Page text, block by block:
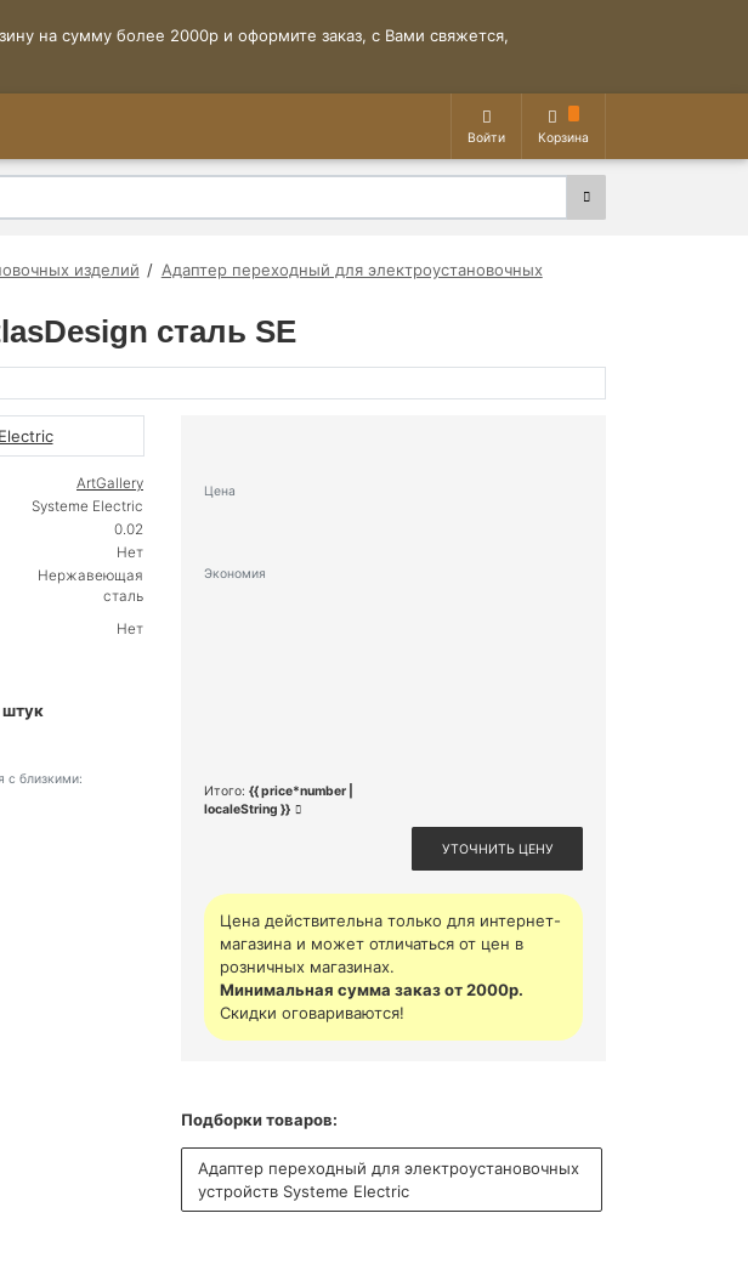
на сумму более 2000р и оформите заказ, с Вами свяжется,
Войти Корзина
изделий
Адаптер переходный для электроустановочных
сталь SE
ArtGallery
Systeme Electric
0.02
Нет
Нержавеющая
сталь
Нет
штук
с близкими:
Цена
Экономия
Итого: {{ price*number |
localeString }}
УТОЧНИТЬ ЦЕНУ
Цена действительна только для интернет-
магазина и может отличаться от цен в
розничных магазинах.
Минимальная сумма заказ от 2000р.
Скидки оговариваются!
Подборки товаров:
Адаптер переходный для электроустановочных
устройств Systeme Electric